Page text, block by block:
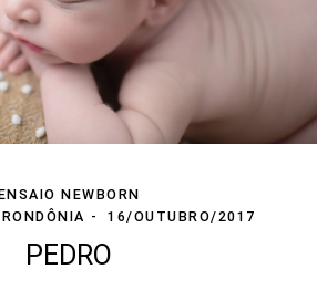
NEWBORN
16/OUTUBRO/2017
PEDRO